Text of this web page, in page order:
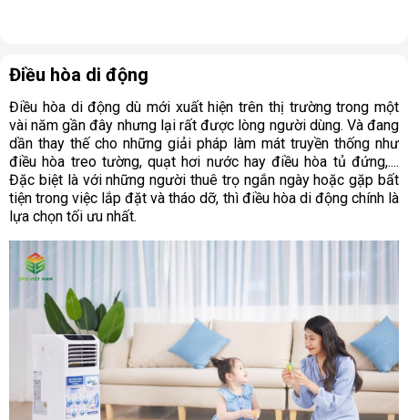
Điều hòa di động
Điều hòa di động dù mới xuất hiện trên thị trường trong một
vài năm gần đây nhưng lại rất được lòng người dùng. Và đang
dần thay thế cho những giải pháp làm mát truyền thống như
điều hòa treo tường, quạt hơi nước hay điều hòa tủ đứng,....
Đặc biệt là với những người thuê trọ ngắn ngày hoặc gặp bất
tiện trong việc lắp đặt và tháo dỡ, thì điều hòa di động chính là
lựa chọn tối ưu nhất.